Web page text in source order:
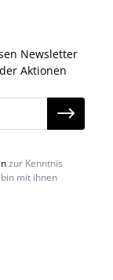
Newsletter
Aktionen
zur Kenntnis
mit ihnen